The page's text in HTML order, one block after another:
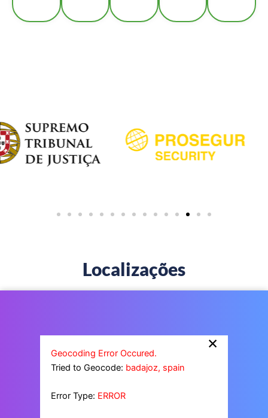
Localizações
×
Geocoding Error Occured.
Tried to Geocode: badajoz, spain
Error Type: ERROR